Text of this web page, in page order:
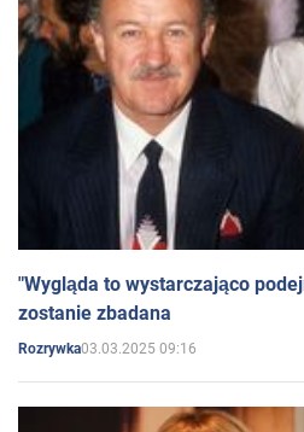
"Wygląda to wystarczająco
zostanie zbadana
Rozrywka03.03.2025 09:16